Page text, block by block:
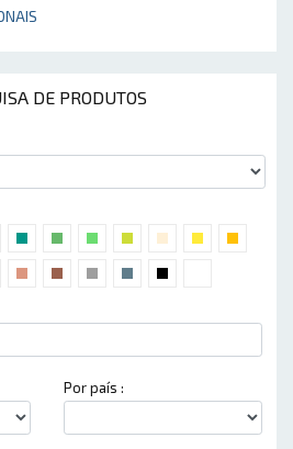
DE PRODUTOS
Por país :